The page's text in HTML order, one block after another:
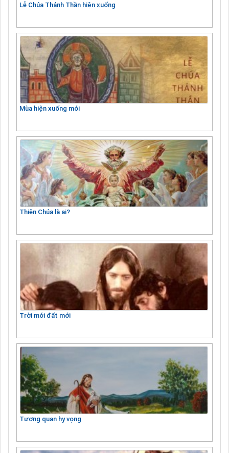
Lễ Chúa Thánh Thần hiện xuống
Mùa hiện xuống mới
Thiên Chúa là ai?
Trời mới đất mới
Tương quan hy vọng